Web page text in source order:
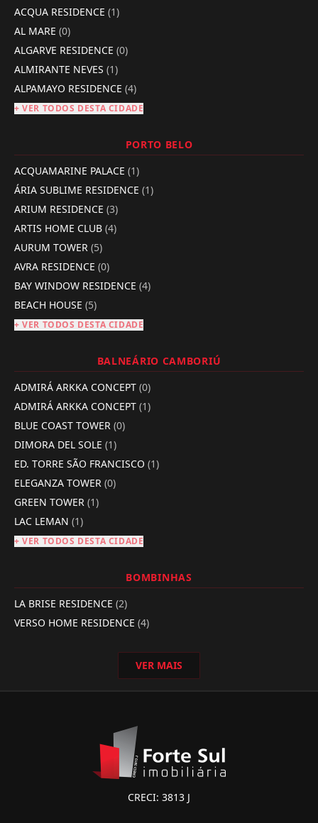
ACQUA RESIDENCE (1)
AL MARE (0)
ALGARVE RESIDENCE (0)
ALMIRANTE NEVES (1)
ALPAMAYO RESIDENCE (4)
+ VER TODOS DESTA CIDADE
PORTO BELO
ACQUAMARINE PALACE (1)
ÁRIA SUBLIME RESIDENCE (1)
ARIUM RESIDENCE (3)
ARTIS HOME CLUB (4)
AURUM TOWER (5)
AVRA RESIDENCE (0)
BAY WINDOW RESIDENCE (4)
BEACH HOUSE (5)
+ VER TODOS DESTA CIDADE
BALNEÁRIO CAMBORIÚ
ADMIRÁ ARKKA CONCEPT (0)
ADMIRÁ ARKKA CONCEPT (1)
BLUE COAST TOWER (0)
DIMORA DEL SOLE (1)
ED. TORRE SÃO FRANCISCO (1)
ELEGANZA TOWER (0)
GREEN TOWER (1)
LAC LEMAN (1)
+ VER TODOS DESTA CIDADE
BOMBINHAS
LA BRISE RESIDENCE (2)
VERSO HOME RESIDENCE (4)
VER MAIS
CRECI: 3813 J